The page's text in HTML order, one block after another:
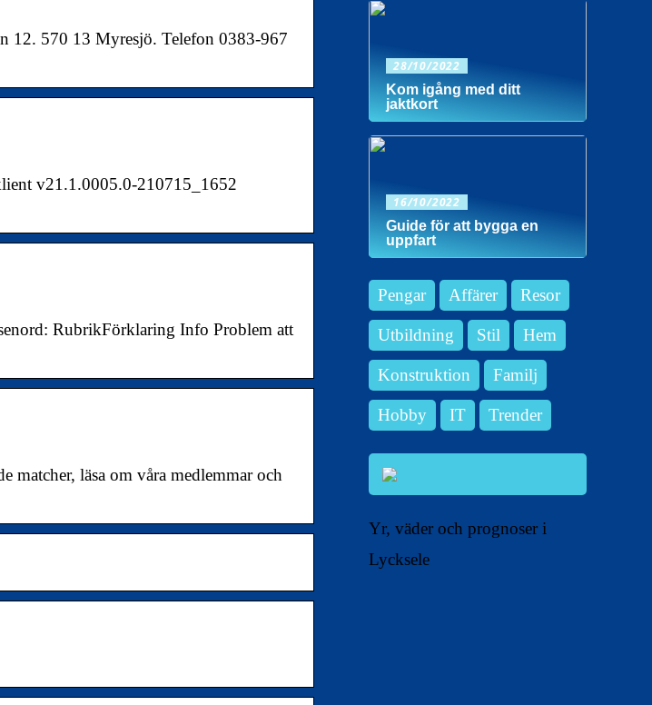
12. 570 13 Myresjö. Telefon 0383-967
v21.1.0005.0-210715_1652
RubrikFörklaring Info Problem att
matcher, läsa om våra medlemmar och
28/10/2022
Kom igång med ditt
jaktkort
16/10/2022
Guide för att bygga en
uppfart
Pengar Affärer Resor
Utbildning Stil Hem
Konstruktion Familj
Hobby IT Trender
Yr, väder och prognoser i
Lycksele